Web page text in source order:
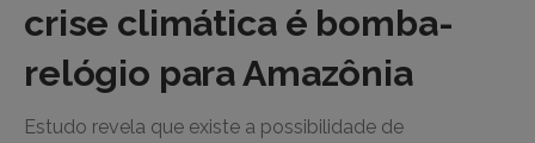
crise climática é bomba-
relógio para Amazônia
Estudo revela que existe a possibilidade de